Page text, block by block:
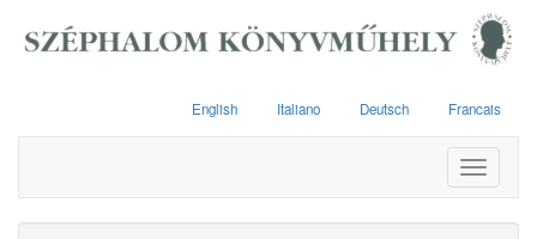
English Italiano Deutsch Francais
Toggle